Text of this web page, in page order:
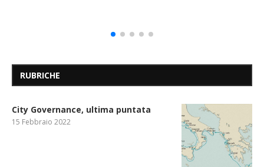
RUBRICHE
City Governance, ultima puntata
15 Febbraio 2022